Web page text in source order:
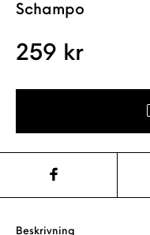
Schampo
259 kr
Beskrivning